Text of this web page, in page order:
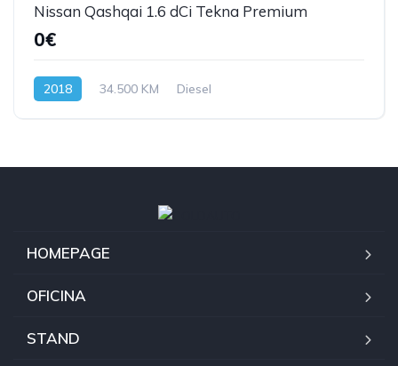
Nissan Qashqai 1.6 dCi Tekna Premium
0€
2018 34.500 KM Diesel
HOMEPAGE
OFICINA
STAND